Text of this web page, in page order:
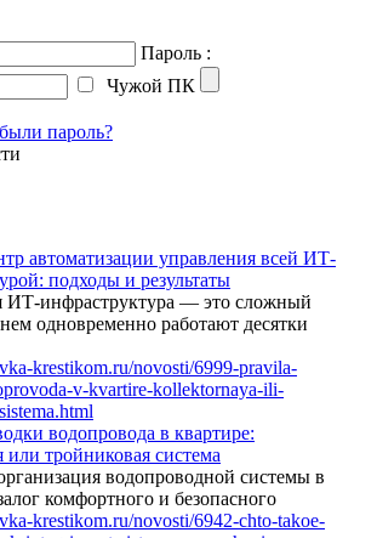
Пароль :
Чужой ПК
пароль?
автоматизации управления всей ИТ-
подходы и результаты
ИТ-инфраструктура — это сложный
одновременно работают десятки
водопровода в квартире:
или тройниковая система
водопроводной системы в
комфортного и безопасного